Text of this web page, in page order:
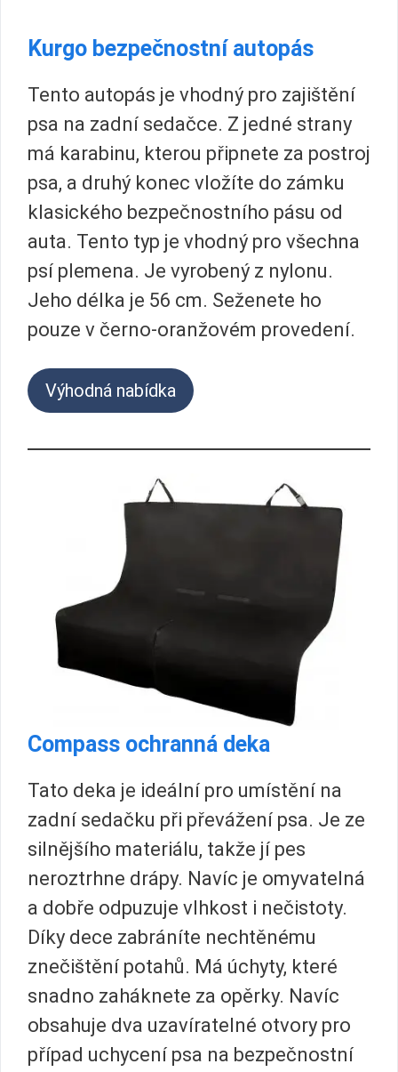
Kurgo bezpečnostní autopás
Tento autopás je vhodný pro zajištění
psa na zadní sedačce. Z jedné strany
má karabinu, kterou připnete za postroj
psa, a druhý konec vložíte do zámku
klasického bezpečnostního pásu od
auta. Tento typ je vhodný pro všechna
psí plemena. Je vyrobený z nylonu.
Jeho délka je 56 cm. Seženete ho
pouze v černo-oranžovém provedení.
Výhodná nabídka
Compass ochranná deka
Tato deka je ideální pro umístění na
zadní sedačku při převážení psa. Je ze
silnějšího materiálu, takže jí pes
neroztrhne drápy. Navíc je omyvatelná
a dobře odpuzuje vlhkost i nečistoty.
Díky dece zabráníte nechtěnému
znečištění potahů. Má úchyty, které
snadno zaháknete za opěrky. Navíc
obsahuje dva uzavíratelné otvory pro
případ uchycení psa na bezpečnostní